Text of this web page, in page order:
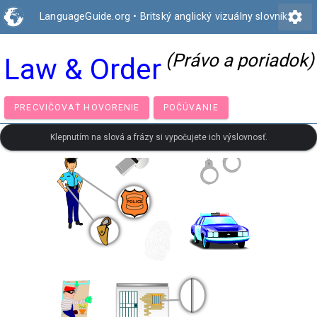
LanguageGuide.org • Britský anglický vizuálny slovníksettings
Law & Order (Právo a poriadok)
PRECVIČOVAŤ HOVORENIE POČÚVANIE
Klepnutím na slová a frázy si vypočujete ich výslovnosť.